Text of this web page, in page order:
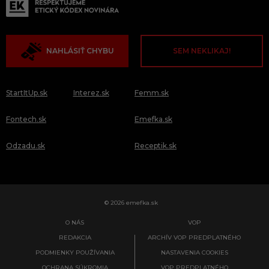
NAHLÁSIŤ CHYBU SEM NEKLIKAJ!
StartItUp.sk
Fontech.sk
Odzadu.sk
Interez.sk Femm.sk
Emefka.sk
Receptik.sk
© 2026 emefka.sk
O NÁS
REDAKCIA
PODMIENKY POUŽÍVANIA
VOP
ARCHÍV VOP PREDPLATNÉHO
NASTAVENIA COOKIES